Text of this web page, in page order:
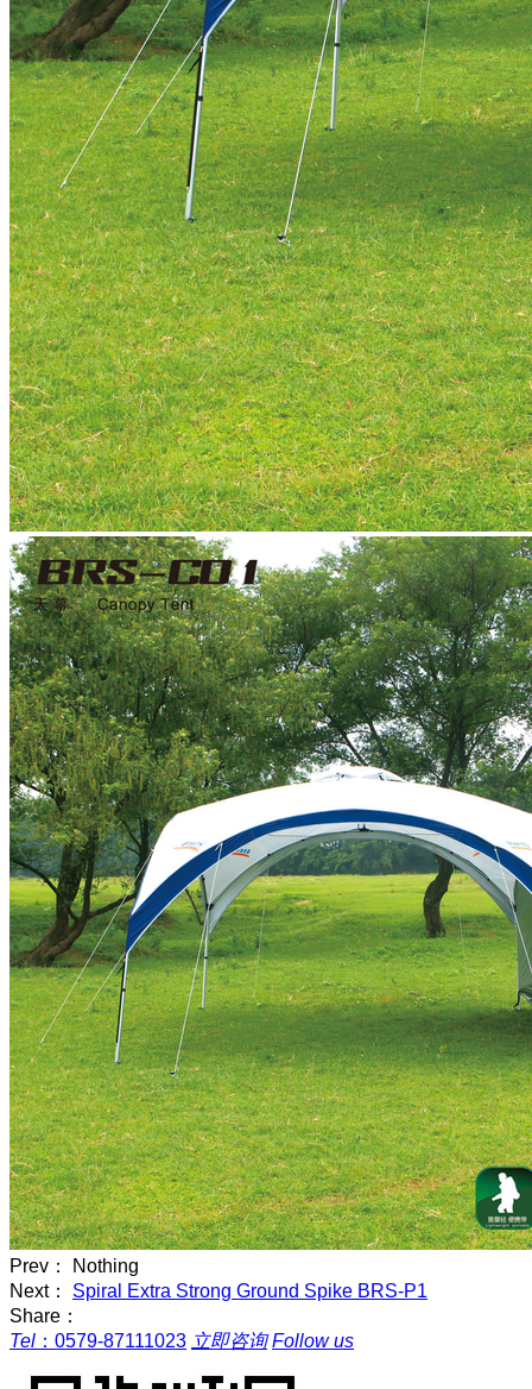
Prev： Nothing
Next： Spiral Extra Strong Ground Spike BRS-P1
Share：
Tel ： 0579-87111023 立即咨询 Follow us